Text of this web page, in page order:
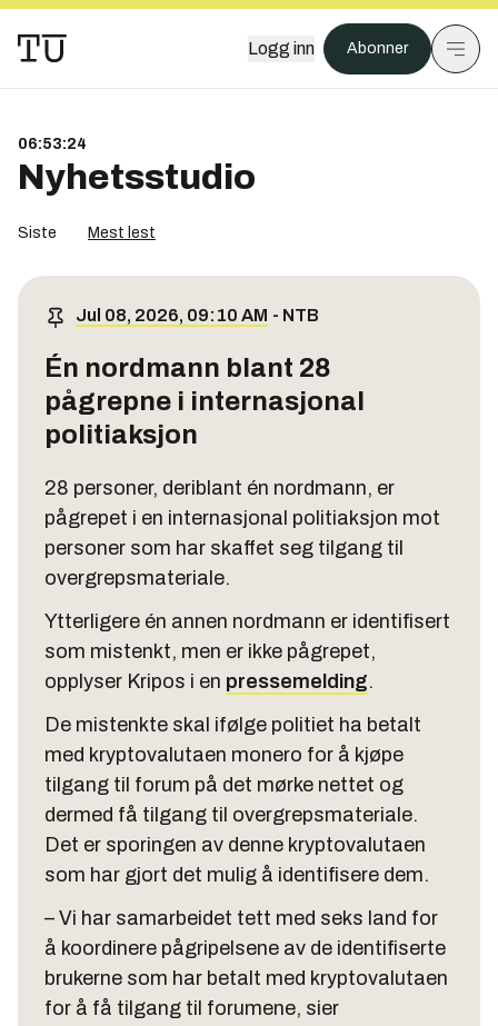
Logg inn Abonner
06:53:24
Nyhetsstudio
Siste Mest lest
Jul 08, 2026, 09:10 AM - NTB
Én nordmann blant 28
pågrepne i internasjonal
politiaksjon
28 personer, deriblant én nordmann, er
pågrepet i en internasjonal politiaksjon mot
personer som har skaffet seg tilgang til
overgrepsmateriale.
Ytterligere én annen nordmann er identifisert
som mistenkt, men er ikke pågrepet,
opplyser Kripos i en pressemelding.
De mistenkte skal ifølge politiet ha betalt
med kryptovalutaen monero for å kjøpe
tilgang til forum på det mørke nettet og
dermed få tilgang til overgrepsmateriale.
Det er sporingen av denne kryptovalutaen
som har gjort det mulig å identifisere dem.
– Vi har samarbeidet tett med seks land for
å koordinere pågripelsene av de identifiserte
brukerne som har betalt med kryptovalutaen
for å få tilgang til forumene, sier